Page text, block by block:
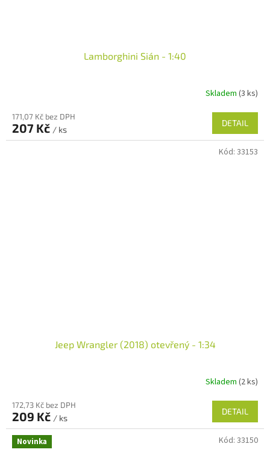
Lamborghini Sián - 1:40
Skladem (3 ks)
171,07 Kč bez DPH
207 Kč / ks
DETAIL
Jeep Wrangler (2018) otevřený - 1:34
Skladem (2 ks)
172,73 Kč bez DPH
209 Kč / ks
DETAIL
Kód: 33153
Novinka Kód: 33150